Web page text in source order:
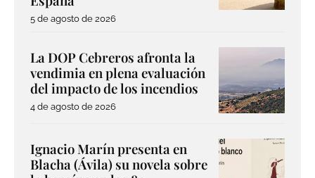
5 de agosto de 2026
La DOP Cebreros afronta la
vendimia en plena evaluación
del impacto de los incendios
4 de agosto de 2026
Ignacio Marín presenta en
Blacha (Ávila) su novela sobre